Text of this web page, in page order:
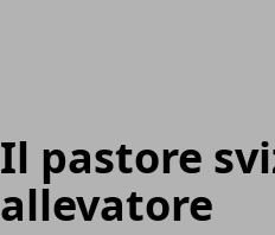
Il pastore
allevatore